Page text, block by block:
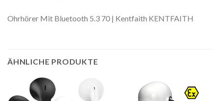
Ohrhörer Mit Bluetooth 5.3 70 | Kentfaith KENTFAITH
ÄHNLICHE PRODUKTE